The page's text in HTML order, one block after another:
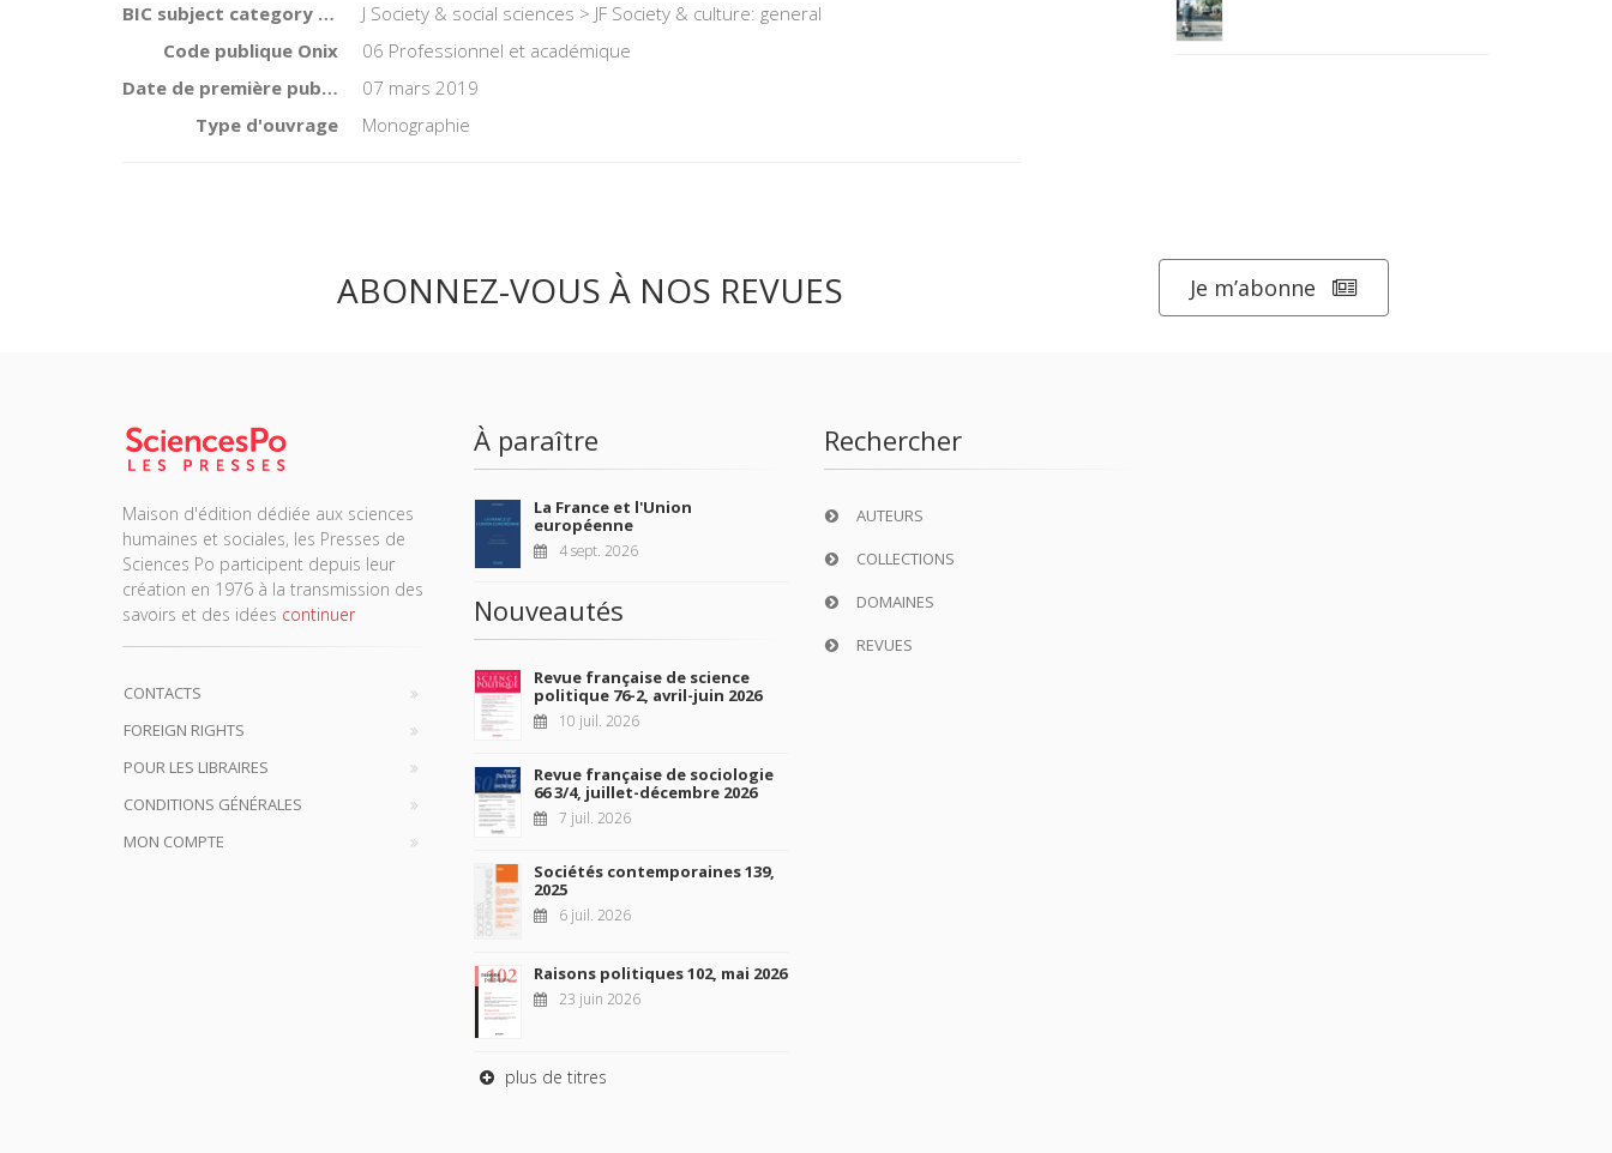
BIC subject category (UK)
J Society & social sciences > JF Society & culture: general
Code publique Onix
06 Professionnel et académique
Date de première publication du titre
07 mars 2019
Type d'ouvrage
Monographie
ABONNEZ-VOUS À NOS REVUES Je m’abonne
Maison d'édition dédiée aux sciences
humaines et sociales, les Presses de
Sciences Po participent depuis leur
création en 1976 à la transmission des
savoirs et des idées continuer
CONTACTS
FOREIGN RIGHTS
POUR LES LIBRAIRES
CONDITIONS GÉNÉRALES
MON COMPTE
À paraître
La France et l'Union
européenne
4 sept. 2026
Nouveautés
Revue française de science
politique 76-2, avril-juin 2026
10 juil. 2026
Revue française de sociologie
66 3/4, juillet-décembre 2026
7 juil. 2026
Sociétés contemporaines 139,
2025
6 juil. 2026
Raisons politiques 102, mai 2026
23 juin 2026
plus de titres
Rechercher
AUTEURS
COLLECTIONS
DOMAINES
REVUES